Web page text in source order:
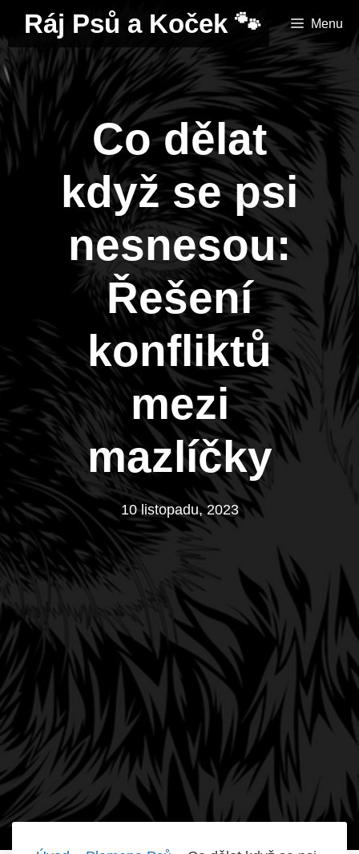
Přeskočit
obsah
Ráj Psů a Koček 🐾 Menu
Co dělat
když se psi
nesnesou:
Řešení
konfliktů
mezi
mazlíčky
10 listopadu, 2023